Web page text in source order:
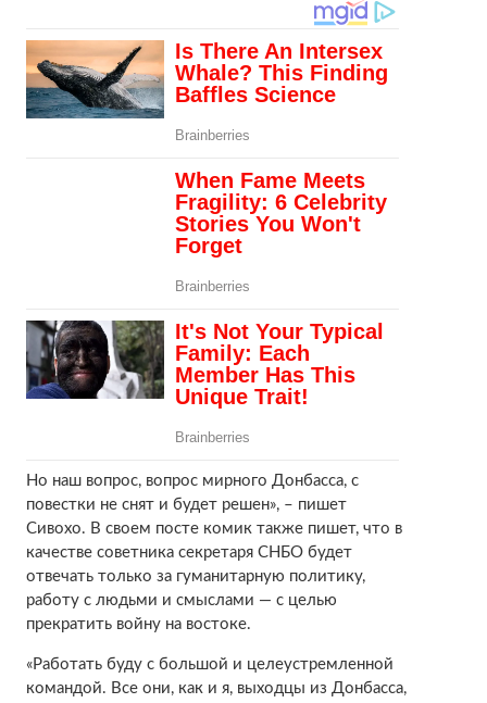
Но наш вопрос, вопрос мирного Донбасса, с
повестки не снят и будет решен», – пишет
Сивохо. В своем посте комик также пишет, что в
качестве советника секретаря СНБО будет
отвечать только за гуманитарную политику,
работу с людьми и смыслами — с целью
прекратить войну на востоке.
«Работать буду с большой и целеустремленной
командой. Все они, как и я, выходцы из Донбасса,